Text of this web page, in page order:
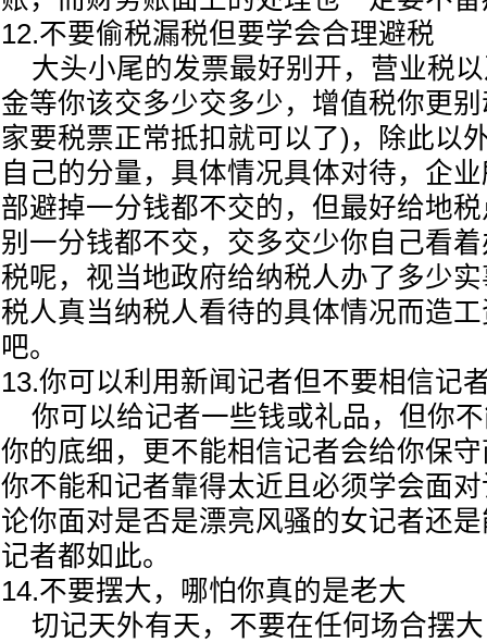
12.不要偷税漏税但要学会合理避税
大头小尾的发票最好别开，营业税
金等你该交多少交多少，增值税你更
家要税票正常抵扣就可以了)，除此以
自己的分量，具体情况具体对待，企
部避掉一分钱都不交的，但最好给地
别一分钱都不交，交多交少你自己看
税呢，视当地政府给纳税人办了多少
税人真当纳税人看待的具体情况而造
吧。
13.你可以利用新闻记者但不要相信记
你可以给记者一些钱或礼品，但你
你的底细，更不能相信记者会给你保
你不能和记者靠得太近且必须学会面
论你面对是否是漂亮风骚的女记者还
记者都如此。
14.不要摆大，哪怕你真的是老大
切记天外有天，不要在任何场合摆